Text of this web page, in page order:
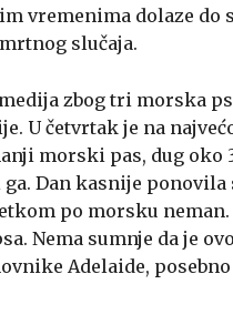
vremenima dolaze do
slučaja.
zbog tri morska
U četvrtak je na
morski pas, dug oko
Dan kasnije ponovila
po morsku
Nema sumnje da je
Adelaide,